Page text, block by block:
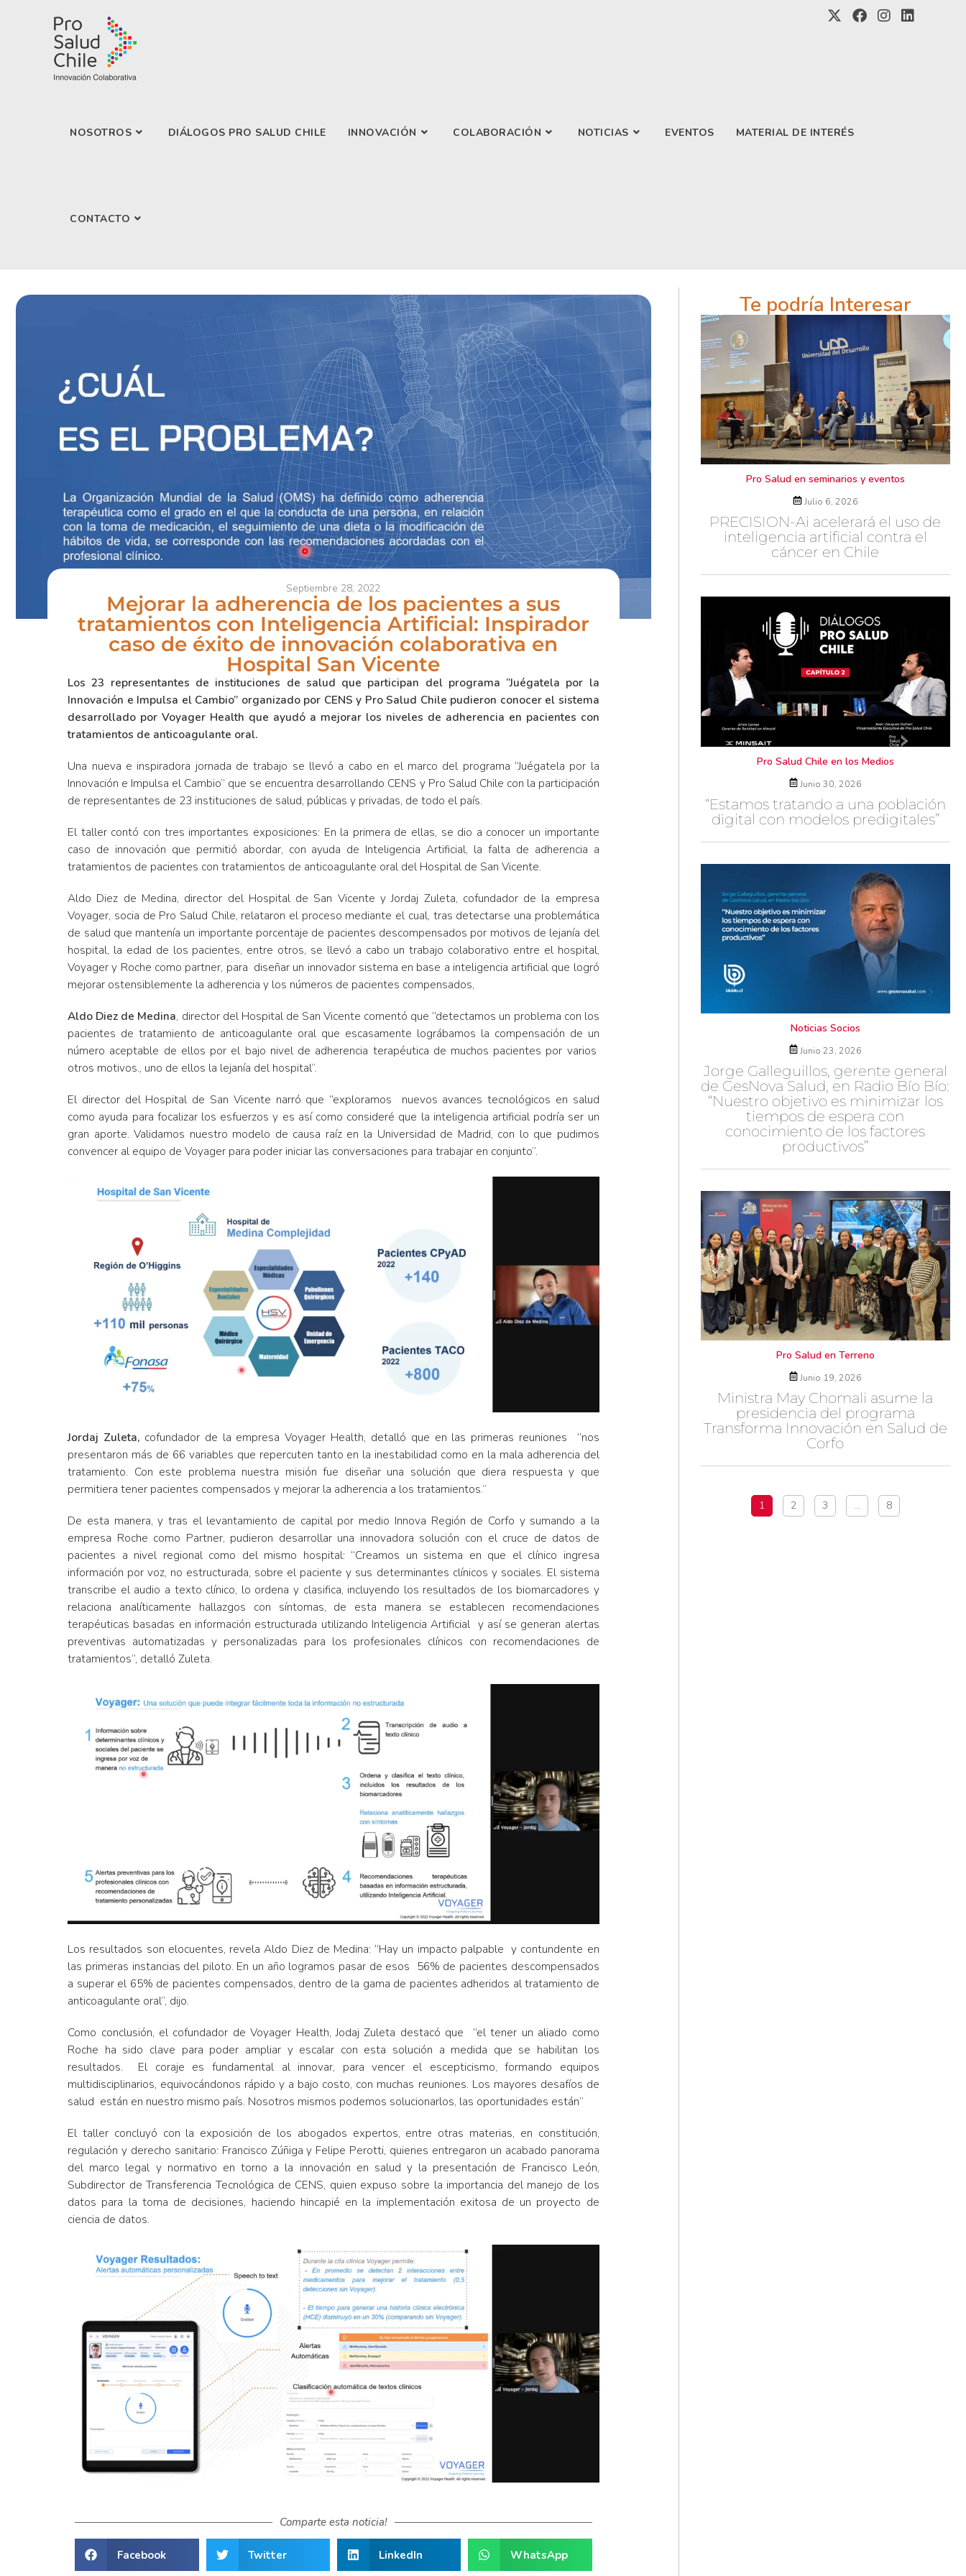
NOSOTROS DIÁLOGOS PRO SALUD CHILE INNOVACIÓN COLABORACIÓN NOTICIAS EVENTOS MATERIAL DE INTERÉS
CONTACTO
Te podría Interesar
Pro Salud en seminarios y eventos
Julio 6, 2026
PRECISION-Ai acelerará el uso de
inteligencia artificial contra el
cáncer en Chile
Pro Salud Chile en los Medios
Junio 30, 2026
“Estamos tratando a una población
digital con modelos predigitales”
Noticias Socios
Junio 23, 2026
Jorge Galleguillos, gerente general
de GesNova Salud, en Radio Bío Bío:
“Nuestro objetivo es minimizar los
tiempos de espera con
conocimiento de los factores
productivos”
Pro Salud en Terreno
Junio 19, 2026
Ministra May Chomali asume la
presidencia del programa
Transforma Innovación en Salud de
Corfo
1 2 3 … 8
Septiembre 28, 2022
Mejorar la adherencia de los pacientes a sus
tratamientos con Inteligencia Artificial: Inspirador
caso de éxito de innovación colaborativa en
Hospital San Vicente
Los 23 representantes de instituciones de salud que participan del programa “Juégatela por la
Innovación e Impulsa el Cambio” organizado por CENS y Pro Salud Chile pudieron conocer el sistema
desarrollado por Voyager Health que ayudó a mejorar los niveles de adherencia en pacientes con
tratamientos de anticoagulante oral.
Una nueva e inspiradora jornada de trabajo se llevó a cabo en el marco del programa “Juégatela por la
Innovación e Impulsa el Cambio” que se encuentra desarrollando CENS y Pro Salud Chile con la participación
de representantes de 23 instituciones de salud, públicas y privadas, de todo el país.
El taller contó con tres importantes exposiciones: En la primera de ellas, se dio a conocer un importante
caso de innovación que permitió abordar, con ayuda de Inteligencia Artificial, la falta de adherencia a
tratamientos de pacientes con tratamientos de anticoagulante oral del Hospital de San Vicente.
Aldo Diez de Medina, director del Hospital de San Vicente y Jordaj Zuleta, cofundador de la empresa
Voyager, socia de Pro Salud Chile, relataron el proceso mediante el cual, tras detectarse una problemática
de salud que mantenía un importante porcentaje de pacientes descompensados por motivos de lejanía del
hospital, la edad de los pacientes, entre otros, se llevó a cabo un trabajo colaborativo entre el hospital,
Voyager y Roche como partner, para diseñar un innovador sistema en base a inteligencia artificial que logró
mejorar ostensiblemente la adherencia y los números de pacientes compensados,
Aldo Diez de Medina, director del Hospital de San Vicente comentó que “detectamos un problema con los
pacientes de tratamiento de anticoagulante oral que escasamente lográbamos la compensación de un
número aceptable de ellos por el bajo nivel de adherencia terapéutica de muchos pacientes por varios
otros motivos., uno de ellos la lejanía del hospital”.
El director del Hospital de San Vicente narró que “exploramos nuevos avances tecnológicos en salud
como ayuda para focalizar los esfuerzos y es así como consideré que la inteligencia artificial podría ser un
gran aporte. Validamos nuestro modelo de causa raíz en la Universidad de Madrid, con lo que pudimos
convencer al equipo de Voyager para poder iniciar las conversaciones para trabajar en conjunto”.
Jordaj Zuleta, cofundador de la empresa Voyager Health, detalló que en las primeras reuniones “nos
presentaron más de 66 variables que repercuten tanto en la inestabilidad como en la mala adherencia del
tratamiento. Con este problema nuestra misión fue diseñar una solución que diera respuesta y que
permitiera tener pacientes compensados y mejorar la adherencia a los tratamientos.”
De esta manera, y tras el levantamiento de capital por medio Innova Región de Corfo y sumando a la
empresa Roche como Partner, pudieron desarrollar una innovadora solución con el cruce de datos de
pacientes a nivel regional como del mismo hospital: “Creamos un sistema en que el clínico ingresa
información por voz, no estructurada, sobre el paciente y sus determinantes clínicos y sociales. El sistema
transcribe el audio a texto clínico, lo ordena y clasifica, incluyendo los resultados de los biomarcadores y
relaciona analíticamente hallazgos con síntomas, de esta manera se establecen recomendaciones
terapéuticas basadas en información estructurada utilizando Inteligencia Artificial y así se generan alertas
preventivas automatizadas y personalizadas para los profesionales clínicos con recomendaciones de
tratamientos”, detalló Zuleta.
Los resultados son elocuentes, revela Aldo Diez de Medina: “Hay un impacto palpable y contundente en
las primeras instancias del piloto. En un año logramos pasar de esos 56% de pacientes descompensados
a superar el 65% de pacientes compensados, dentro de la gama de pacientes adheridos al tratamiento de
anticoagulante oral”, dijo.
Como conclusión, el cofundador de Voyager Health, Jodaj Zuleta destacó que “el tener un aliado como
Roche ha sido clave para poder ampliar y escalar con esta solución a medida que se habilitan los
resultados. El coraje es fundamental al innovar, para vencer el escepticismo, formando equipos
multidisciplinarios, equivocándonos rápido y a bajo costo, con muchas reuniones. Los mayores desafíos de
salud están en nuestro mismo país. Nosotros mismos podemos solucionarlos, las oportunidades están”
El taller concluyó con la exposición de los abogados expertos, entre otras materias, en constitución,
regulación y derecho sanitario: Francisco Zúñiga y Felipe Perotti, quienes entregaron un acabado panorama
del marco legal y normativo en torno a la innovación en salud y la presentación de Francisco León,
Subdirector de Transferencia Tecnológica de CENS, quien expuso sobre la importancia del manejo de los
datos para la toma de decisiones, haciendo hincapié en la implementación exitosa de un proyecto de
ciencia de datos.
Comparte esta noticia!
Facebook Twitter LinkedIn WhatsApp